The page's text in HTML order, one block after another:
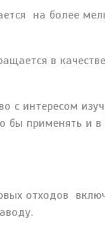
на более
в
с интересом
применять и в
отходов